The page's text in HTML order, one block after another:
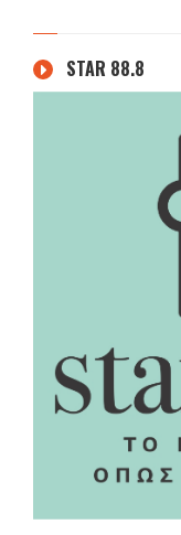
STAR 88.8